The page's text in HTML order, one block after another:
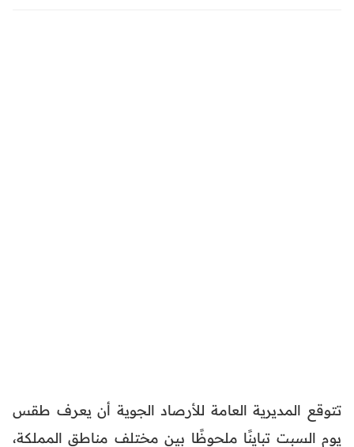
تتوقع المديرية العامة للأرصاد الجوية أن يعرف طقس
يوم السبت تباينًا ملحوظًا بين مختلف مناطق المملكة،